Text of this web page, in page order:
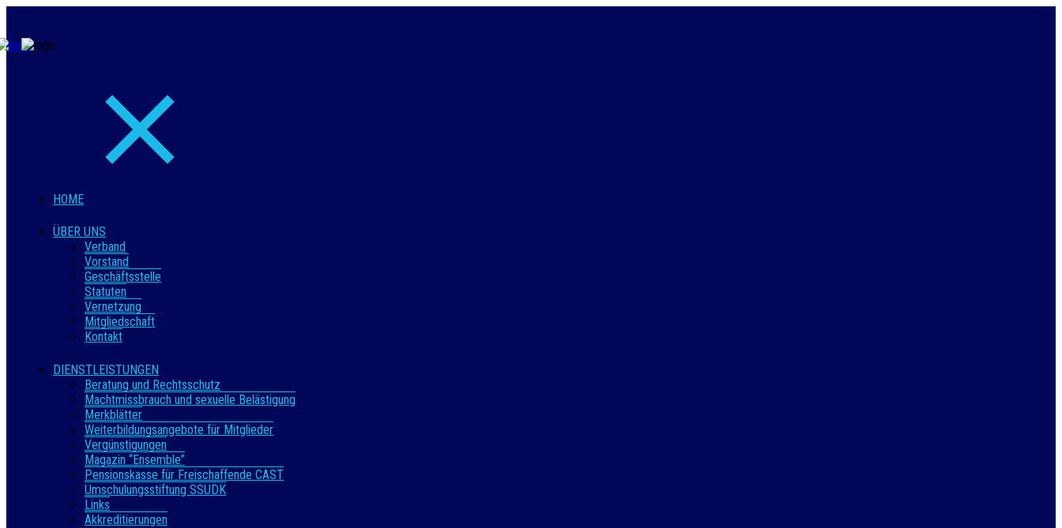
HOME
ÜBER UNS
Verband
Vorstand
Geschäftsstelle
Statuten
Vernetzung
Mitgliedschaft
Kontakt
DIENSTLEISTUNGEN
Beratung und Rechtsschutz
Machtmissbrauch und sexuelle Belästigung
Merkblätter
Weiterbildungsangebote für Mitglieder
Vergünstigungen
Magazin “Ensemble”
Pensionskasse für Freischaffende CAST
Umschulungsstiftung SSUDK
Links
Akkreditierungen